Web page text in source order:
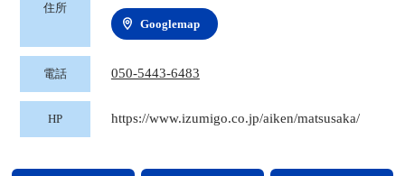
住所
Googlemap
電話 050-5443-6483
HP https://www.izumigo.co.jp/aiken/matsusaka/